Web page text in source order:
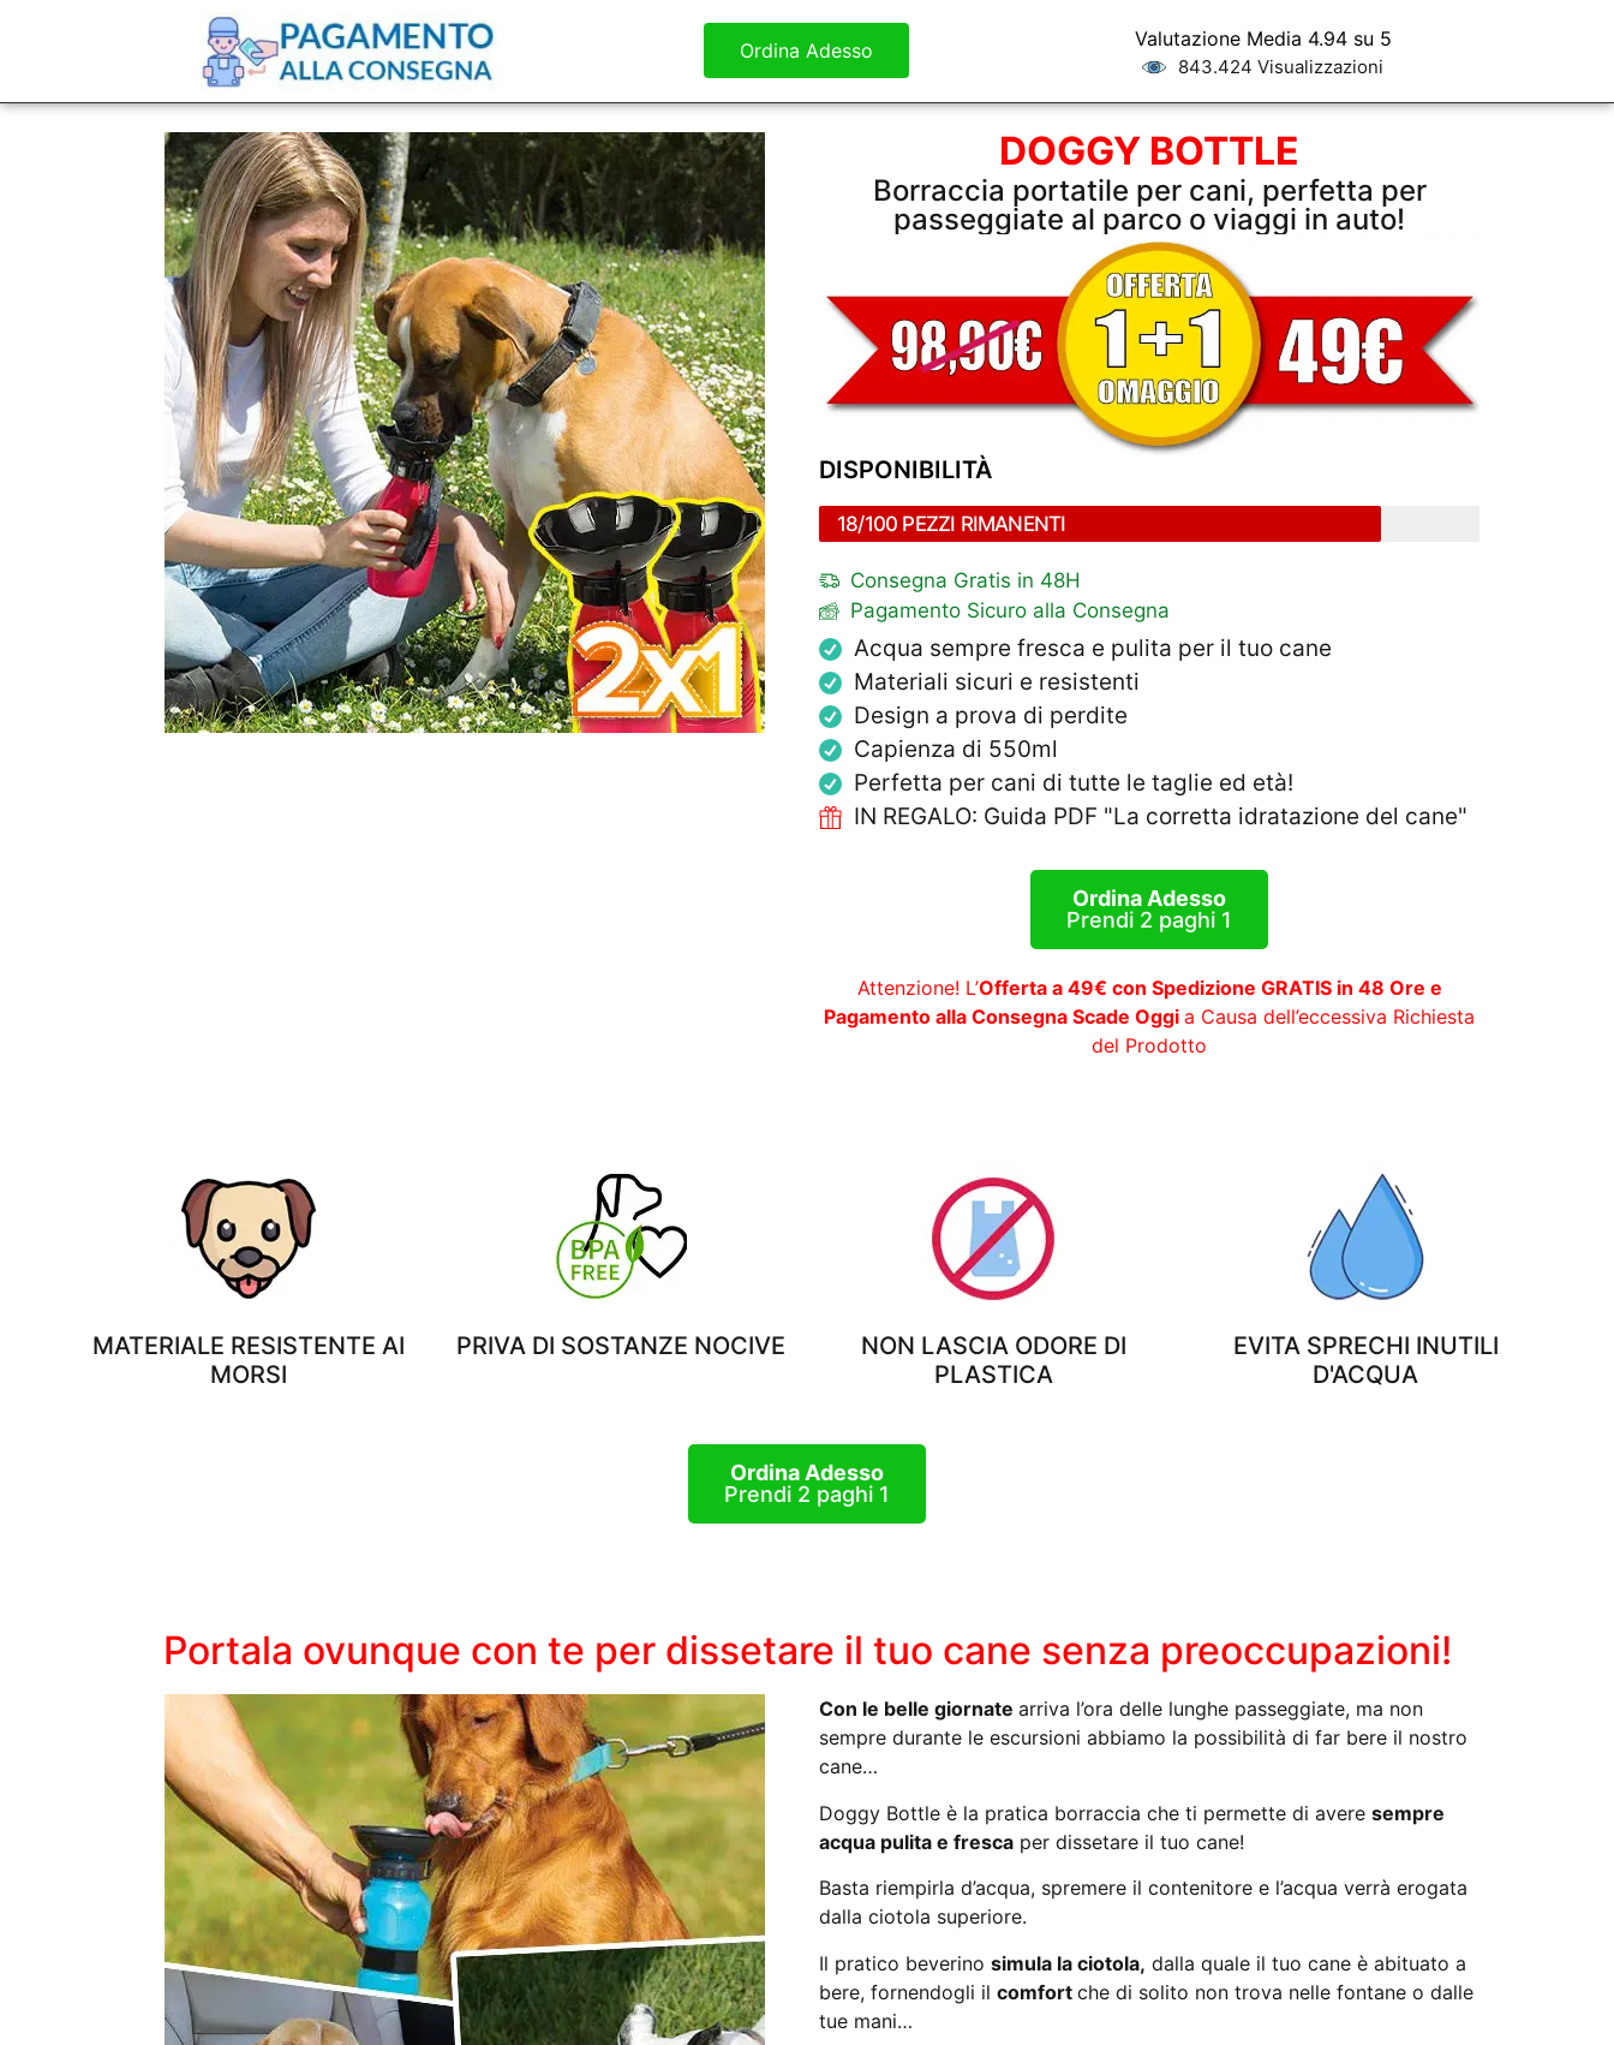
Ordina Adesso Valutazione Media 4.94 su 5
843.424 Visualizzazioni
DOGGY BOTTLE
Borraccia portatile per cani, perfetta per
passeggiate al parco o viaggi in auto!
DISPONIBILITÀ
18/100 PEZZI RIMANENTI
Consegna Gratis in 48H
Pagamento Sicuro alla Consegna
Acqua sempre fresca e pulita per il tuo cane
Materiali sicuri e resistenti
Design a prova di perdite
Capienza di 550ml
Perfetta per cani di tutte le taglie ed età!
IN REGALO: Guida PDF "La corretta idratazione del cane"
Ordina Adesso
Prendi 2 paghi 1
Attenzione! L’Offerta a 49€ con Spedizione GRATIS in 48 Ore e
Pagamento alla Consegna Scade Oggi a Causa dell’eccessiva Richiesta
del Prodotto
MATERIALE RESISTENTE AI
MORSI
PRIVA DI SOSTANZE NOCIVE
NON LASCIA ODORE DI
PLASTICA
EVITA SPRECHI INUTILI
D'ACQUA
Ordina Adesso
Prendi 2 paghi 1
Portala ovunque con te per dissetare il tuo cane senza preoccupazioni!
Con le belle giornate arriva l’ora delle lunghe passeggiate, ma non
sempre durante le escursioni abbiamo la possibilità di far bere il nostro
cane…
Doggy Bottle è la pratica borraccia che ti permette di avere sempre
acqua pulita e fresca per dissetare il tuo cane!
Basta riempirla d’acqua, spremere il contenitore e l’acqua verrà erogata
dalla ciotola superiore.
Il pratico beverino simula la ciotola, dalla quale il tuo cane è abituato a
bere, fornendogli il comfort che di solito non trova nelle fontane o dalle
tue mani…